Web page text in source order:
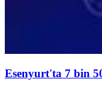
Esenyurt'ta 7 bin